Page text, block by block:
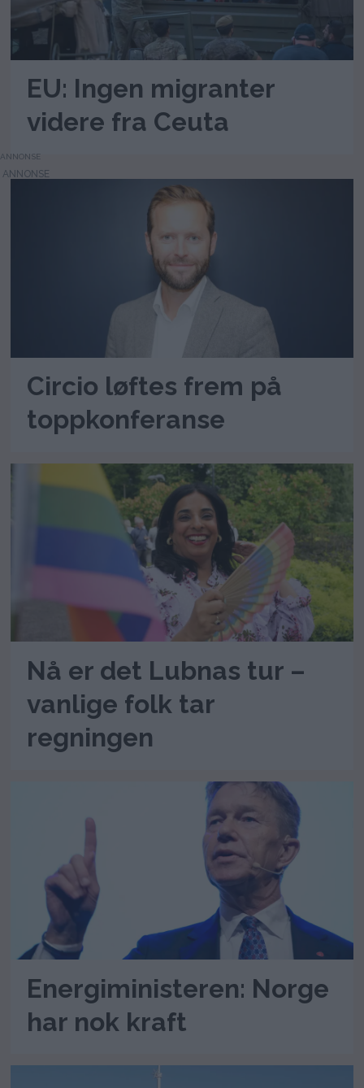
EU: Ingen migranter
videre fra Ceuta
ANNONSE
Circio løftes frem på
toppkonferanse
Nå er det Lubnas tur –
vanlige folk tar
regningen
Energiministeren: Norge
har nok kraft